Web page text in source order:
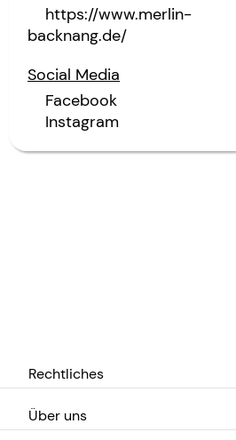
https://www.merlin-
backnang.de/
Social Media
Facebook
Instagram
Rechtliches
Über uns